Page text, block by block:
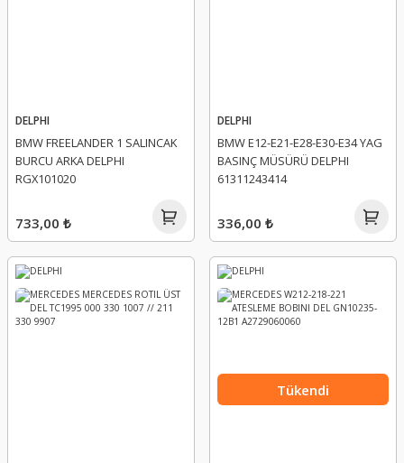
DELPHI
BMW FREELANDER 1 SALINCAK
BURCU ARKA DELPHI
RGX101020
733,00 ₺
DELPHI
BMW E12-E21-E28-E30-E34 YAG
BASINÇ MÜSÜRÜ DELPHI
61311243414
336,00 ₺
Tükendi